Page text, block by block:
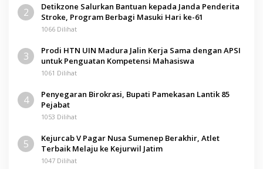
2
Detikzone Salurkan Bantuan kepada Janda Penderita
Stroke, Program Berbagi Masuki Hari ke-61
1066 Dilihat
3
Prodi HTN UIN Madura Jalin Kerja Sama dengan APSI
untuk Penguatan Kompetensi Mahasiswa
1061 Dilihat
4
Penyegaran Birokrasi, Bupati Pamekasan Lantik 85
Pejabat
1053 Dilihat
5
Kejurcab V Pagar Nusa Sumenep Berakhir, Atlet
Terbaik Melaju ke Kejurwil Jatim
1047 Dilihat